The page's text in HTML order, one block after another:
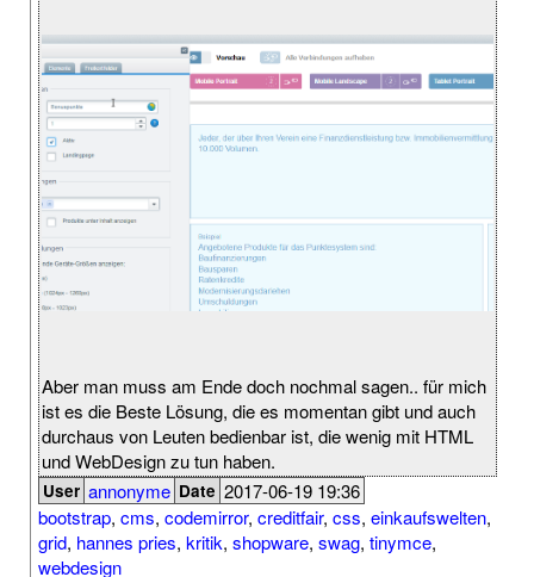
Aber man muss am Ende doch nochmal sagen.. für mich
ist es die Beste Lösung, die es momentan gibt und auch
durchaus von Leuten bedienbar ist, die wenig mit HTML
und WebDesign zu tun haben.
User annonyme Date 2017-06-19 19:36
bootstrap, cms, codemirror, creditfair, css, einkaufswelten,
grid, hannes pries, kritik, shopware, swag, tinymce,
webdesign